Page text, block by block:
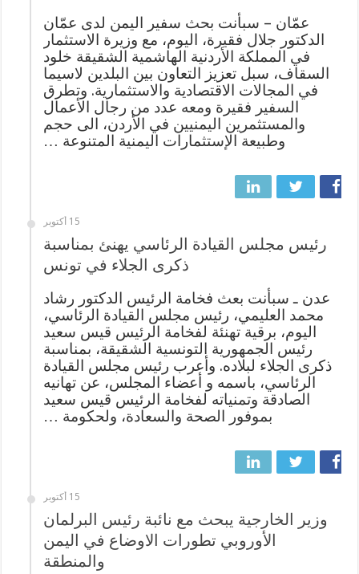
عمّان – سبأنت بحث سفير اليمن لدى عمّان
الدكتور جلال فقيرة، اليوم، مع وزيرة الاستثمار
في المملكة الأردنية الهاشمية الشقيقة خلود
السقاف، سبل تعزيز التعاون بين البلدين لاسيما
في المجالات الاقتصادية والاستثمارية. وتطرق
السفير فقيرة ومعه عدد من رجال الأعمال
والمستثمرين اليمنيين في الأردن، الى حجم
وطبيعة الإستثمارات اليمنية المتنوعة …
15 أكتوبر
رئيس مجلس القيادة الرئاسي يهنئ بمناسبة
ذكرى الجلاء في تونس
عدن ـ سبأنت بعث فخامة الرئيس الدكتور رشاد
محمد العليمي، رئيس مجلس القيادة الرئاسي،
اليوم، برقية تهنئة لفخامة الرئيس قيس سعيد
رئيس الجمهورية التونسية الشقيقة، بمناسبة
ذكرى الجلاء لبلاده. وأعرب رئيس مجلس القيادة
الرئاسي، باسمه و أعضاء المجلس، عن تهانيه
الصادقة وتمنياته لفخامة الرئيس قيس سعيد
بموفور الصحة والسعادة، ولحكومة …
15 أكتوبر
وزير الخارجية يبحث مع نائبة رئيس البرلمان
الأوروبي تطورات الاوضاع في اليمن
والمنطقة